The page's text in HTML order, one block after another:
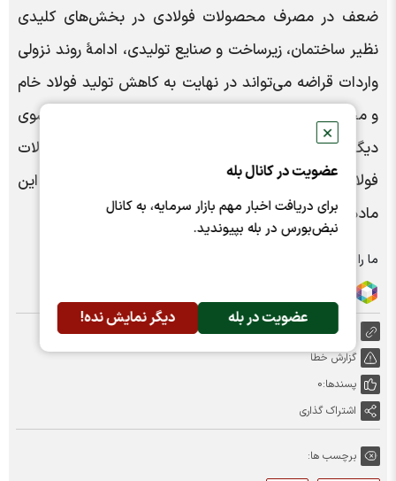
✕
عضویت در کانال بله
برای دریافت اخبار مهم بازار سرمایه، به کانال
نبض‌بورس در بله بپیوندید.
عضویت در بله دیگر نمایش نده!
ضعف در مصرف محصولات فولادی در بخش‌های کلیدی
نظیر ساختمان، زیرساخت و صنایع تولیدی، ادامۀ روند نزولی
واردات قراضه می‌تواند در نهایت به کاهش تولید فولاد خام
و محدود شدن تقاضا در بازار جهانی قراضه بینجامد. از سوی
دیگر، هرگونه بهبود احتمالی در وضعیت مصرف محصولات
فولادی، به سرعت تقاضای قراضه و به تبع آن، قیمت این
مادۀ اولیه را تحت تأثیر قرار خواهد داد.
ما را در شبکه های اجتماعی دنبال کنید :
https://nabzebourse.com/000YbR
گزارش خطا
پسندها:0
اشتراک گذاری
برچسب ها: